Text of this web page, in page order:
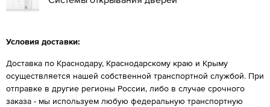
Условия доставки:
Доставка по Краснодару, Краснодарскому краю и Крыму
осуществляется нашей собственной транспортной службой. При
отправке в другие регионы России, либо в случае срочного
заказа - мы используем любую федеральную транспортную